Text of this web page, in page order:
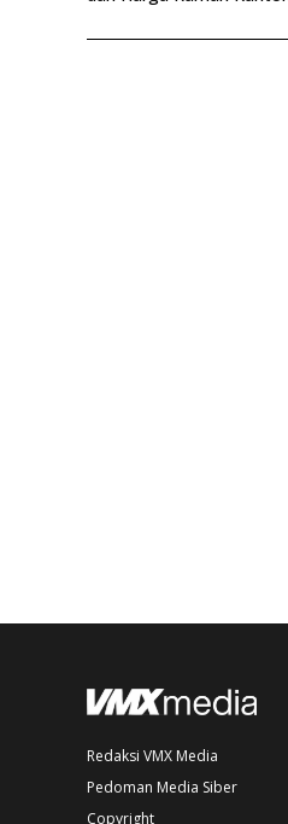
Redaksi VMX Media
Pedoman Media Siber
Copyright